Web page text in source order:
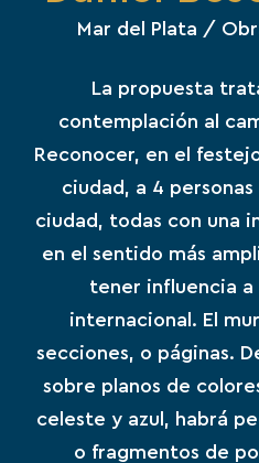
Mar del Plata /
La propuesta
contemplación al
Reconocer, en el
ciudad, a 4
ciudad, todas con una
en el sentido más
tener influencia a
internacional. El
secciones, o páginas.
sobre planos de
celeste y azul, habrá
o fragmentos de